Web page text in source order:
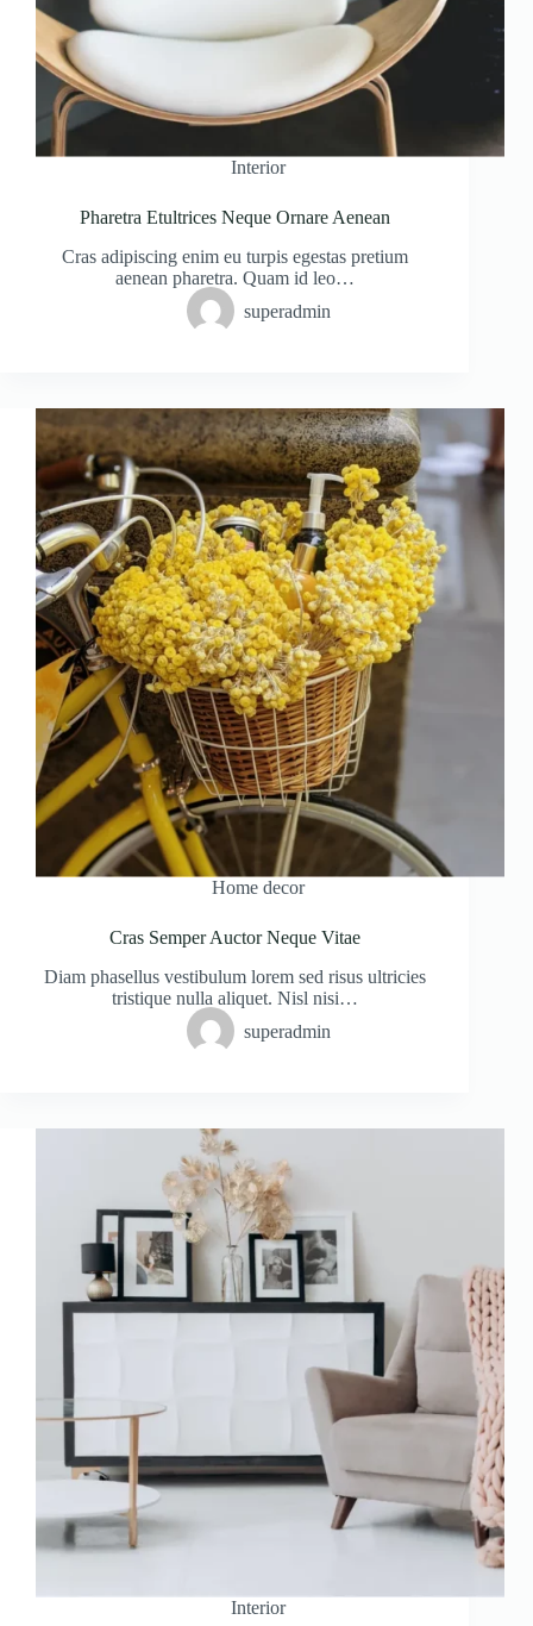
Interior
Pharetra Etultrices Neque Ornare Aenean
Cras adipiscing enim eu turpis egestas pretium
aenean pharetra. Quam id leo…
superadmin
Home decor
Cras Semper Auctor Neque Vitae
Diam phasellus vestibulum lorem sed risus ultricies
tristique nulla aliquet. Nisl nisi…
superadmin
Interior